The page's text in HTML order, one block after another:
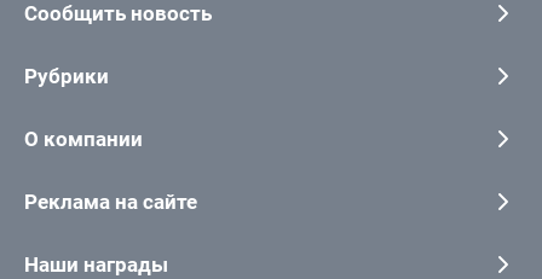
Сообщить новость
Рубрики
О компании
Реклама на сайте
Наши награды